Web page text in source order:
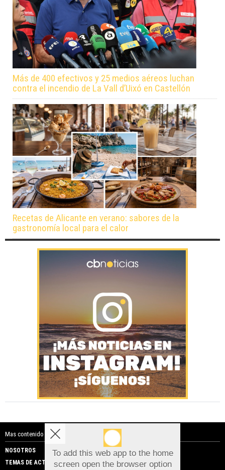
Más de 400 efectivos y 25 medios aéreos luchan
contra el incendio de La Vall d’Uixó en Castellón
Recetas de Alicante en verano: sabores de la
gastronomía local para el calor
Mas contenido de Costa Blanca Noticias:
NOSOTROS
PUBLICIDAD
TEMAS DE ACTUALIDAD
To add this web app to the home
screen open the browser option
Aviso sobre el Uso de cookies: